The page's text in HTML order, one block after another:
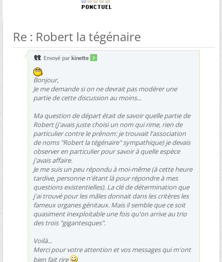
Re : Robert la tégénaire
Envoyé par kinette
Bonjour,
Je me demande si on ne devrait pas modérer une
partie de cette discussion au moins...
Ma question de départ était de savoir quelle partie de
Robert (j'avais juste choisi un nom qui rime, rien de
particulier contre le prénom: je trouvait l'association
de noms "Robert la tégénaire" sympathique) je devais
observer en particulier pour savoir à quelle espèce
j'avais affaire.
Je me suis un peu répondu à moi-même (à cette heure
tardive, personne n'étant là pour répondre à mes
questions existentielles). La clé de détermination que
j'ai trouvé pour les mâles donnait dans les critères les
fameux organes génitaux. Mais il semble que ce soit
quasiment inexploitable une fois qu'on arrive au trio
des trois "gigantesques".
Voilà...
Merci pour votre attention et vos messages qui m'ont
bien fait rire